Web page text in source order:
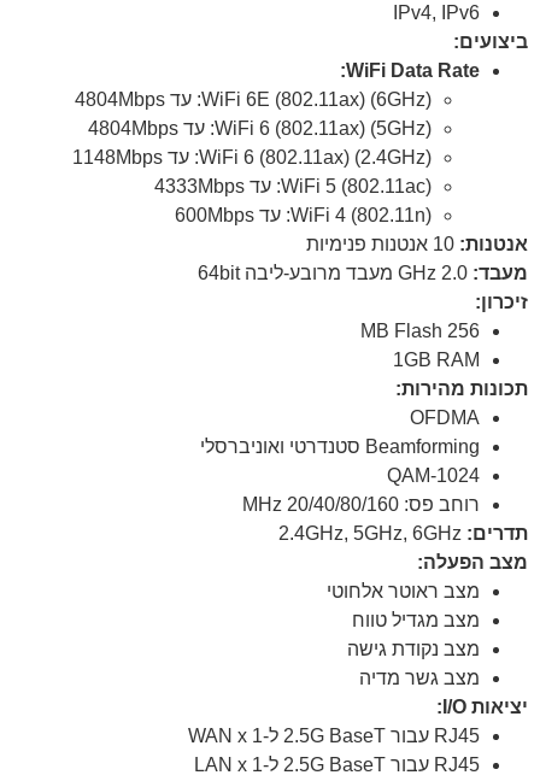
IPv4, IPv6
ביצועים:
WiFi Data Rate:
WiFi 6E (802.11ax) (6GHz): עד 4804Mbps
WiFi 6 (802.11ax) (5GHz): עד 4804Mbps
WiFi 6 (802.11ax) (2.4GHz): עד 1148Mbps
WiFi 5 (802.11ac): עד 4333Mbps
WiFi 4 (802.11n): עד 600Mbps
אנטנות: 10 אנטנות פנימיות
מעבד: 2.0 GHz מעבד מרובע-ליבה 64bit
זיכרון:
256 MB Flash
1GB RAM
תכונות מהירות:
OFDMA
Beamforming סטנדרטי ואוניברסלי
1024-QAM
רוחב פס: 20/40/80/160 MHz
תדרים: 2.4GHz, 5GHz, 6GHz
מצב הפעלה:
מצב ראוטר אלחוטי
מצב מגדיל טווח
מצב נקודת גישה
מצב גשר מדיה
יציאות I/O:
RJ45 עבור 2.5G BaseT ל-WAN x 1
RJ45 עבור 2.5G BaseT ל-LAN x 1